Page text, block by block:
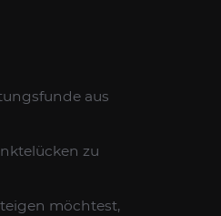
aus
zu
möchtest,